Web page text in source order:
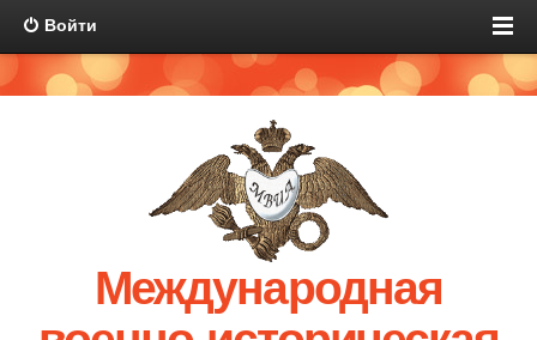
Войти
Международная